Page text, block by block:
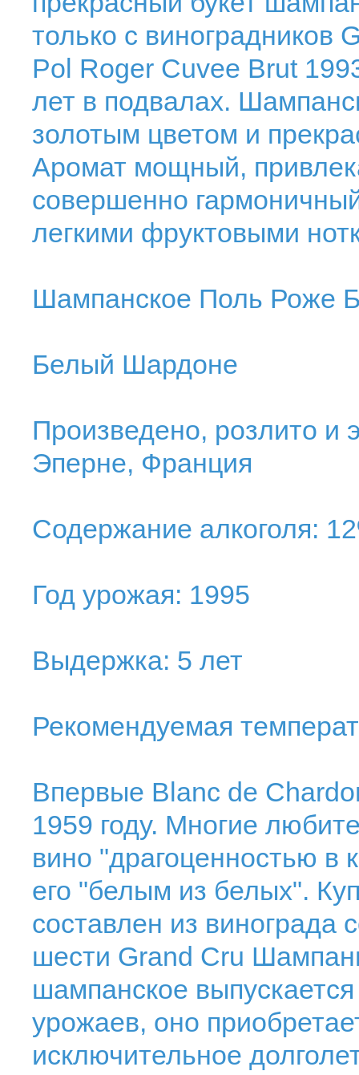
только с
Pol Roger Cuvee Brut
лет в подвалах.
золотым цветом и
Аромат мощный,
совершенно
легкими фруктовыми
Шампанское Поль Роже
Белый Шардоне
Произведено, розлито и
Эперне, Франция
Содержание алкоголя:
Год урожая: 1995
Выдержка: 5 лет
Рекомендуемая
Впервые Blanc de
1959 году. Многие
вино "драгоценностью в
его "белым из белых".
составлен из винограда
шести Grand Cru
шампанское
урожаев, оно
исключительное